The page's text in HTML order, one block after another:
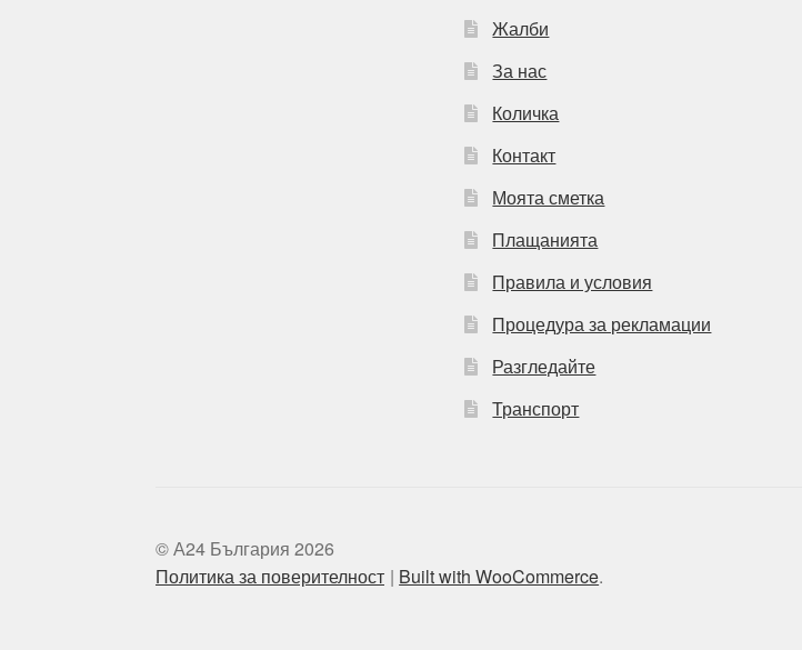
Жалби
За нас
Количка
Контакт
Моята сметка
Плащанията
Правила и условия
Процедура за рекламации
Разгледайте
Транспорт
© А24 България 2026
Политика за поверителност
Built with WooCommerce.